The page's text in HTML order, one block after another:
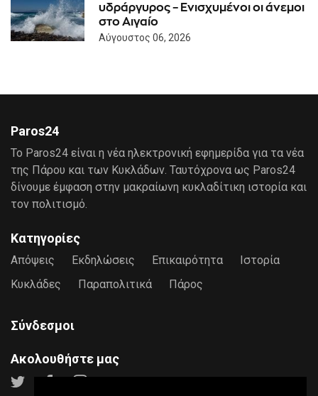
υδράργυρος – Ενισχυμένοι οι άνεμοι
στο Αιγαίο
Αύγουστος 06, 2026
Paros24
Το Paros24 είναι η νέα ηλεκτρονική εφημερίδα για τα νέα
της Πάρου και των Κυκλάδων. Ταυτόχρονα ως Paros24
δίνουμε έμφαση στην μακραίωνη κυκλαδίτικη ιστορία και
τον πολιτισμό.
Κατηγορίες
Απόψεις Εκδηλώσεις Επικαιρότητα
Ιστορία
Κυκλάδες
Παραπολιτικά Πάρος
Σύνδεσμοι
Ακολουθήστε μας